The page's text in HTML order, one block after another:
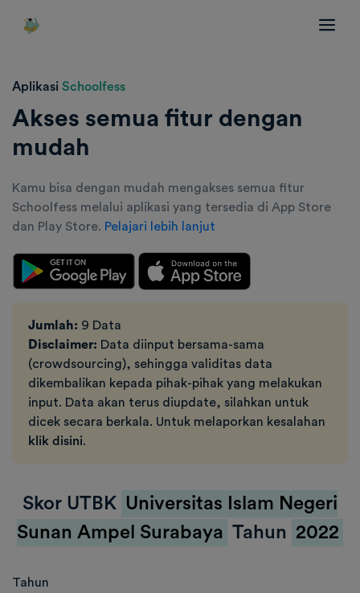
Aplikasi Schoolfess
Akses semua fitur dengan
mudah
Kamu bisa dengan mudah mengakses semua fitur
Schoolfess melalui aplikasi yang tersedia di App Store
dan Play Store. Pelajari lebih lanjut
Jumlah: 9 Data
Disclaimer: Data diinput bersama-sama
(crowdsourcing), sehingga validitas data
dikembalikan kepada pihak-pihak yang melakukan
input. Data akan terus diupdate, silahkan untuk
dicek secara berkala. Untuk melaporkan kesalahan
klik disini.
Skor UTBK Universitas Islam Negeri
Sunan Ampel Surabaya Tahun 2022
Tahun